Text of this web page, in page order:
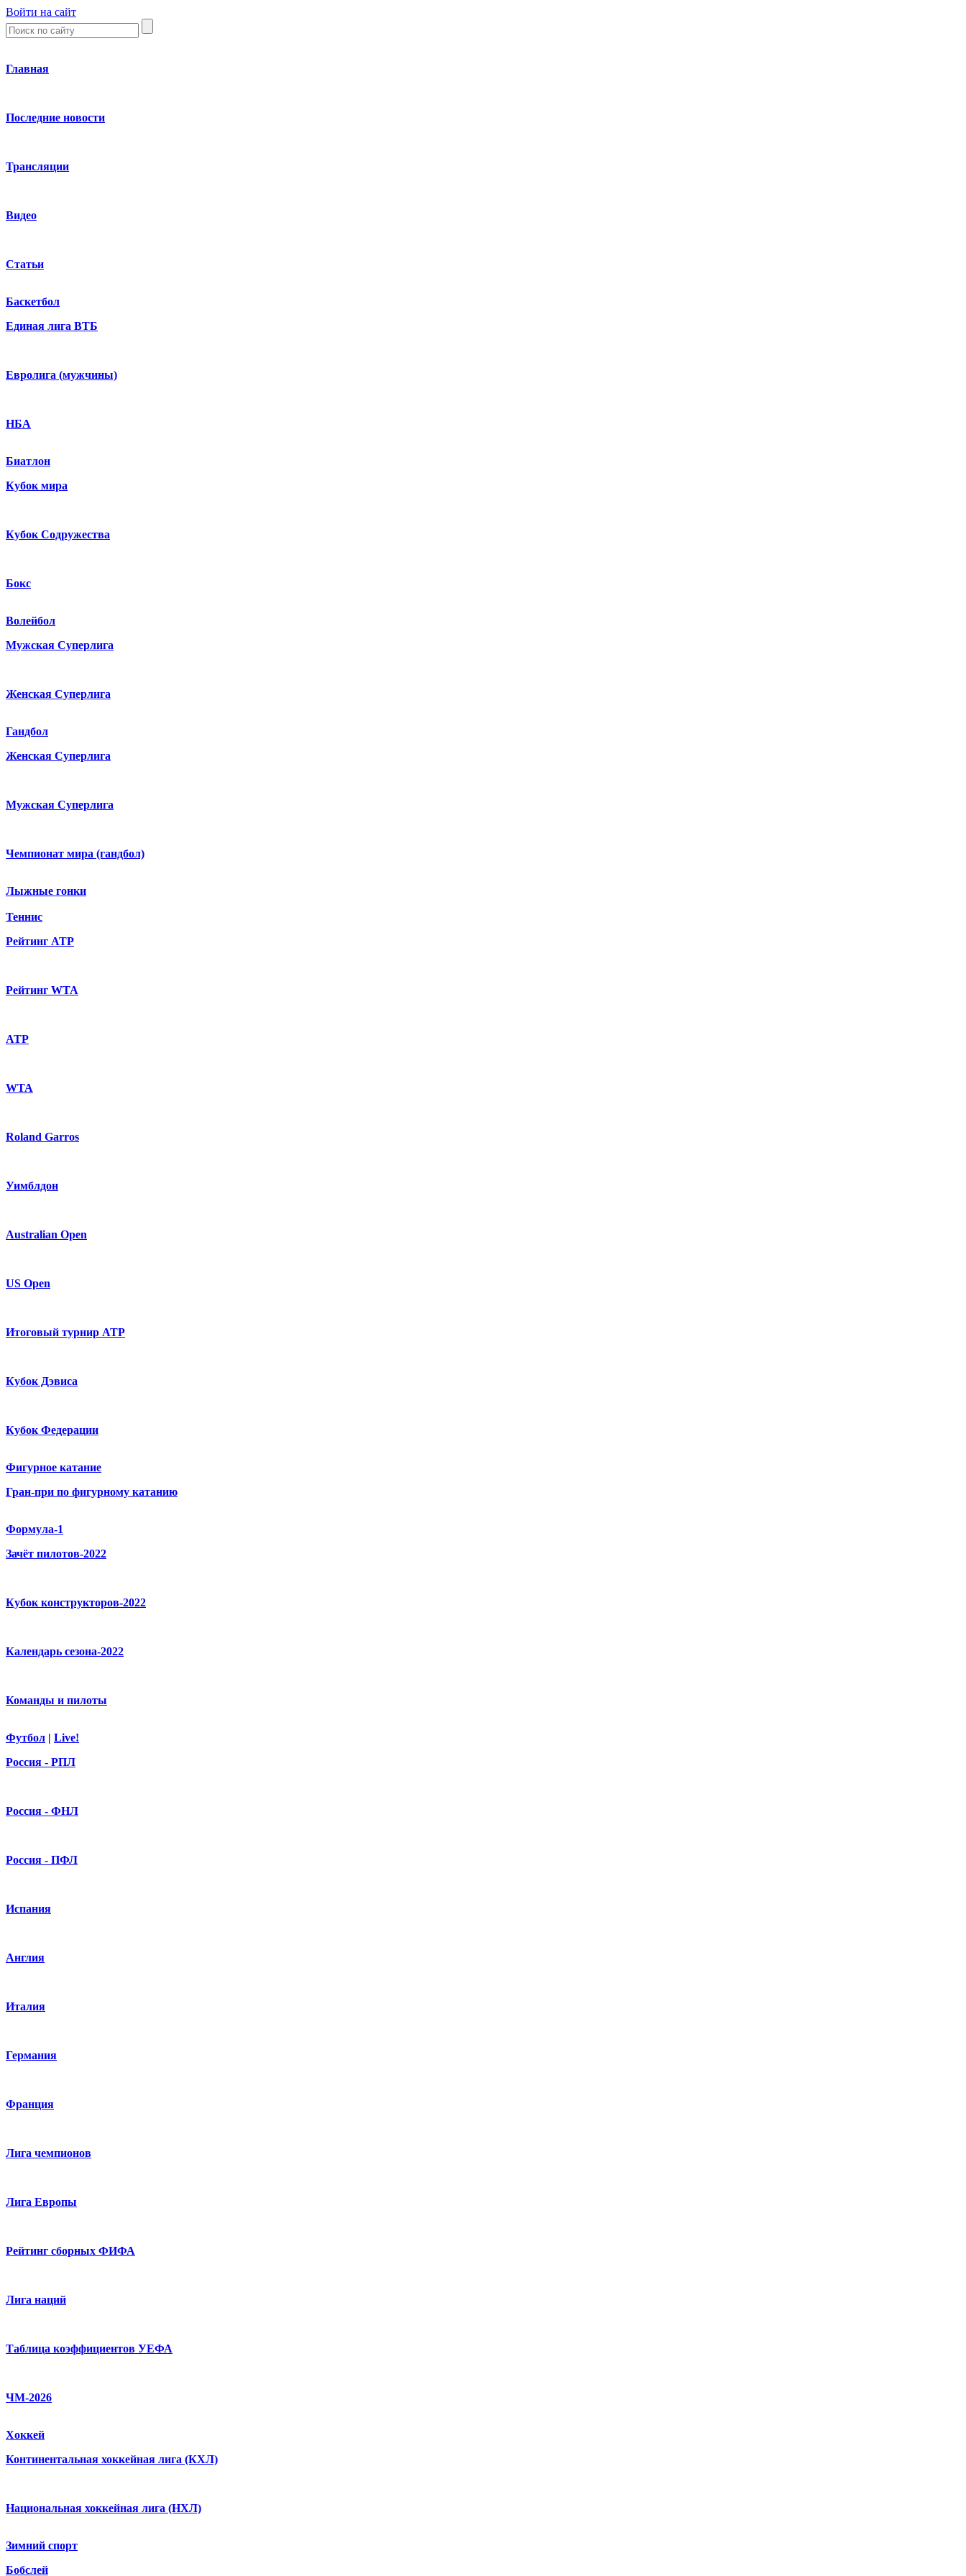
Войти на сайт
Главная
Последние новости
Трансляции
Видео
Статьи
Баскетбол
Единая лига ВТБ
Евролига (мужчины)
НБА
Биатлон
Кубок мира
Кубок Содружества
Бокс
Волейбол
Мужская Суперлига
Женская Суперлига
Гандбол
Женская Суперлига
Мужская Суперлига
Чемпионат мира (гандбол)
Лыжные гонки
Теннис
Рейтинг ATP
Рейтинг WTA
ATP
WTA
Roland Garros
Уимблдон
Australian Open
US Open
Итоговый турнир ATP
Кубок Дэвиса
Кубок Федерации
Фигурное катание
Гран-при по фигурному катанию
Формула-1
Зачёт пилотов-2022
Кубок конструкторов-2022
Календарь сезона-2022
Команды и пилоты
Футбол | Live!
Россия - РПЛ
Россия - ФНЛ
Россия - ПФЛ
Испания
Англия
Италия
Германия
Франция
Лига чемпионов
Лига Европы
Рейтинг сборных ФИФА
Лига наций
Таблица коэффициентов УЕФА
ЧМ-2026
Хоккей
Континентальная хоккейная лига (КХЛ)
Национальная хоккейная лига (НХЛ)
Зимний спорт
Бобслей